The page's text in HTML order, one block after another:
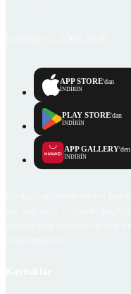
APP STORE'dan
İNDİRİN
PLAY STORE'dan
İNDİRİN
APP GALLERY'den
İNDİRİN